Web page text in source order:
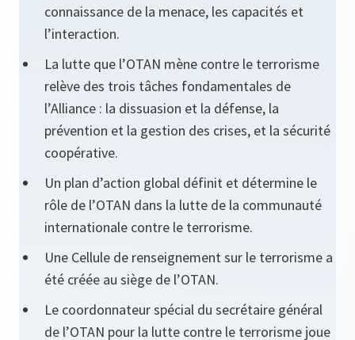
connaissance de la menace, les capacités et
l’interaction.
La lutte que l’OTAN mène contre le terrorisme
relève des trois tâches fondamentales de
l’Alliance : la dissuasion et la défense, la
prévention et la gestion des crises, et la sécurité
coopérative.
Un plan d’action global définit et détermine le
rôle de l’OTAN dans la lutte de la communauté
internationale contre le terrorisme.
Une Cellule de renseignement sur le terrorisme a
été créée au siège de l’OTAN.
Le coordonnateur spécial du secrétaire général
de l’OTAN pour la lutte contre le terrorisme joue